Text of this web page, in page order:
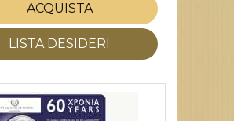
ACQUISTA
LISTA DESIDERI